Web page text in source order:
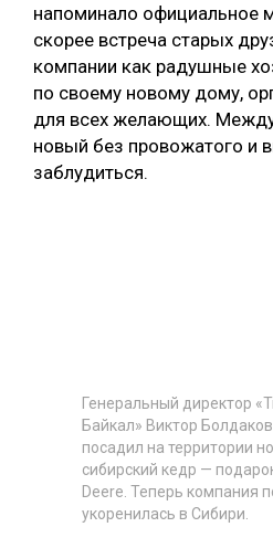
напоминало официальное
скорее встреча старых
компании как радушные
по своему новому дому,
для всех желающих.
новый без провожатого и
заблудиться.
Генеральный директор
Байкал» Виктор
посадил на территории
сибирский кедр —
Deere. Теперь компания
укоренилась в Сибири.